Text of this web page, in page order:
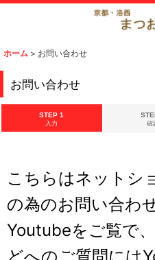
ホーム > お問い合わせ
お問い合わせ
STEP 1
入力
確
こちらはネットシ
の為のお問い合わ
Youtubeをご覧で